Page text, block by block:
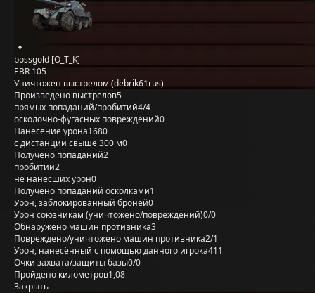
bossgold [O_T_K]
EBR 105
Уничтожен выстрелом (debrik61rus)
Произведено выстрелов5
прямых попаданий/пробитий4/4
осколочно-фугасных повреждений0
Нанесение урона1680
с дистанции свыше 300 м0
Получено попаданий2
пробитий2
не нанёсших урон0
Получено попаданий осколками1
Урон, заблокированный бронёй0
Урон союзникам (уничтожено/повреждений)0/0
Обнаружено машин противника3
Повреждено/уничтожено машин противника2/1
Урон, нанесённый с помощью данного игрока411
Очки захвата/защиты базы0/0
Пройдено километров1,08
Закрыть